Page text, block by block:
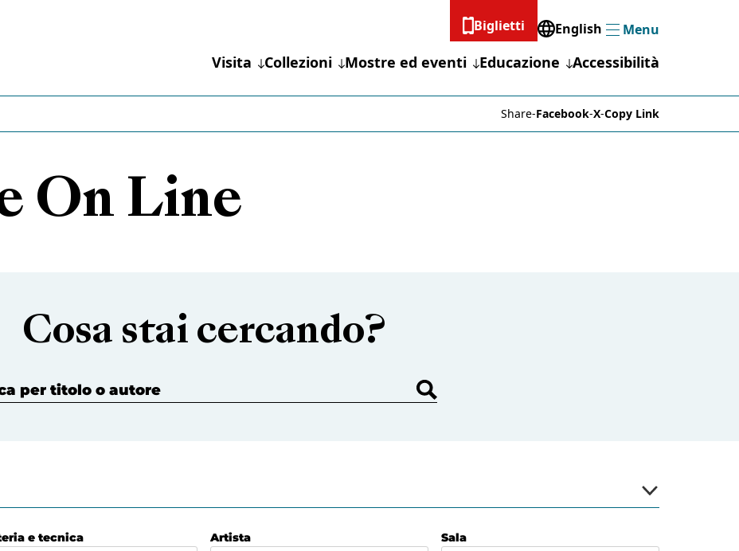
Biglietti
English
MenuMenu
Visita Collezioni Mostre ed eventi Educazione Accessibilità
Share-Facebook-X-Copy Link
On Line
Cosa stai cercando?
per titolo o autore
e tecnica
Artista
Sala